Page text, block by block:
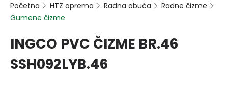
Početna HTZ oprema Radna obuća
Radne čizme
Gumene čizme
INGCO PVC ČIZME BR.46
SSH092LYB.46